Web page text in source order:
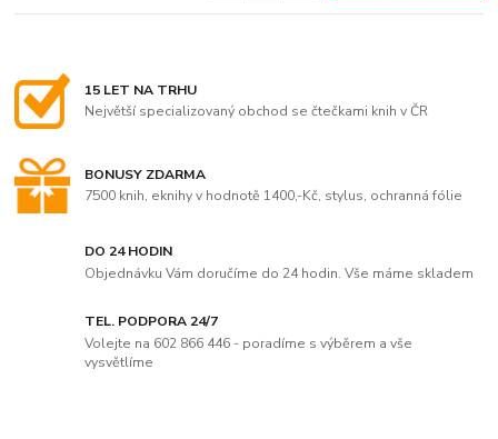
15 LET NA TRHU
Největší specializovaný obchod se čtečkami knih v ČR
BONUSY ZDARMA
7500 knih, eknihy v hodnotě 1400,-Kč, stylus, ochranná fólie
DO 24 HODIN
Objednávku Vám doručíme do 24 hodin. Vše máme skladem
TEL. PODPORA 24/7
Volejte na 602 866 446 - poradíme s výběrem a vše
vysvětlíme